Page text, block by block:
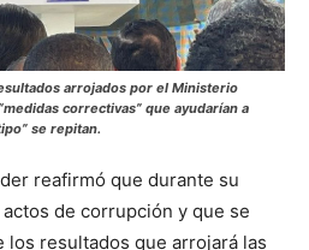
arrojados por el Ministerio
correctivas” que ayudarían a
se repitan.
reafirmó que durante su
de corrupción y que se
los resultados que arrojará las